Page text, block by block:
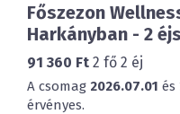
Főszezon
Harkányban - 2
91 360 Ft 2 fő 2 éj
A csomag 2026.07.01 és
érvényes.